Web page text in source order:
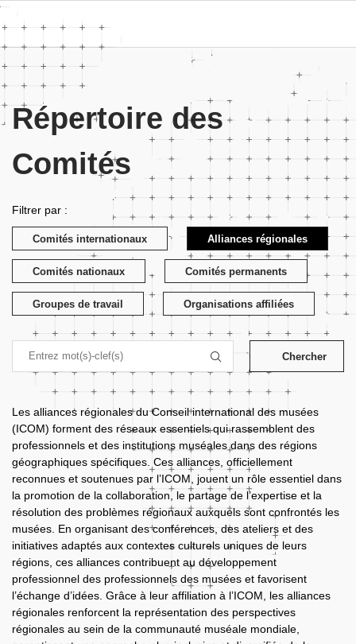
Répertoire des
Comités
Filtrer par :
Comités internationaux Alliances régionales
Comités nationaux Comités permanents
Groupes de travail Organisations affiliées
Chercher
Les alliances régionales du Conseil international des musées
(ICOM) forment des réseaux essentiels qui rassemblent des
professionnels et des institutions muséales dans des régions
géographiques spécifiques. Ces alliances, officiellement
reconnues et soutenues par l’ICOM, jouent un rôle essentiel dans
la promotion de la collaboration, le partage de l’expertise et la
résolution des problèmes régionaux auxquels sont confrontés les
musées. En organisant des conférences, des ateliers et des
initiatives adaptés aux contextes culturels uniques de leurs
régions, ces alliances contribuent au développement
professionnel des professionnels des musées et favorisent
l’échange d’idées. Grâce à leur affiliation à l’ICOM, les alliances
régionales renforcent la représentation des perspectives
régionales au sein de la communauté muséale mondiale,